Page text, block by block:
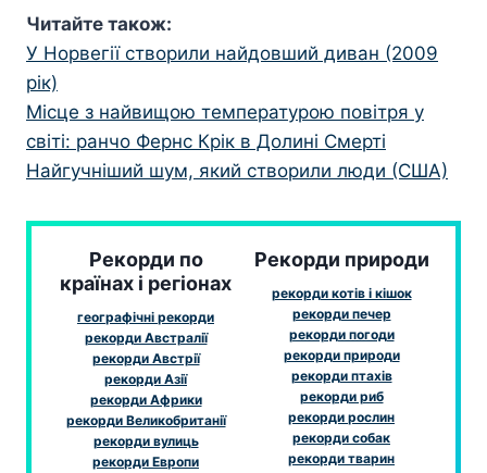
Читайте також:
У Норвегії створили найдовший диван (2009
рік)
Місце з найвищою температурою повітря у
світі: ранчо Фернс Крік в Долині Смерті
Найгучніший шум, який створили люди (США)
Рекорди по
країнах і регіонах
географічні рекорди
рекорди Австралії
рекорди Австрії
рекорди Азії
рекорди Африки
рекорди Великобританії
рекорди вулиць
рекорди Европи
Рекорди природи
рекорди котів і кішок
рекорди печер
рекорди погоди
рекорди природи
рекорди птахів
рекорди риб
рекорди рослин
рекорди собак
рекорди тварин